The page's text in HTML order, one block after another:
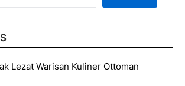
Lezat Warisan Kuliner Ottoman